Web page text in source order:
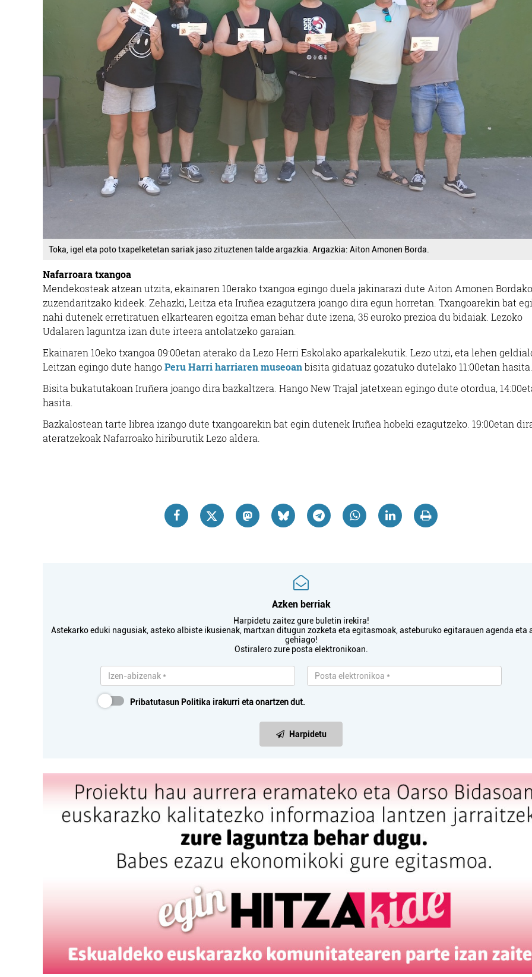
Toka, igel eta poto txapelketetan sariak jaso zituztenen talde argazkia. Argazkia: Aiton Amonen Borda.
Nafarroara txangoa
Mendekosteak atzean utzita, ekainaren 10erako txangoa egingo duela jakinarazi dute Aiton Amonen Bordako
zuzendaritzako kideek. Zehazki, Leitza eta Iruñea ezagutzera joango dira egun horretan. Txangoarekin bat
nahi dutenek erretiratuen elkartearen egoitza eman behar dute izena, 35 euroko prezioa du bidaiak. Lezoko
Udalaren laguntza izan dute irteera antolatzeko garaian.
Ekainaren 10eko txangoa 09:00etan aterako da Lezo Herri Eskolako aparkalekutik. Lezo utzi, eta lehen
Leitzan egingo dute hangoPeru Harri harriaren museoanbisita gidatuaz gozatuko dutelako 11:00etan hasita.
Bisita bukatutakoan Iruñera joango dira bazkaltzera. Hango New Trajal jatetxean egingo dute otordua,
hasita.
Bazkalostean tarte librea izango dute txangoarekin bat egin dutenek Iruñea hobeki ezagutzeko. 19:00etan
ateratzekoak Nafarroako hiriburutik Lezo aldera.
Azken berriak
Harpidetu zaitez gure buletin irekira!
Astekarko eduki nagusiak, asteko albiste ikusienak, martxan ditugun zozketa eta egitasmoak, asteburuko egitarauen agenda eta
gehiago!
Ostiralero zure posta elektronikoan.
Pribatutasun Politika irakurri eta onartzen dut.
Harpidetu
Ostalaritza
HONDAR JATETXEA
Hondarribia
Ileapaindegiak
KATXUTXA
ILEAPAINDEGIA
Hondarribia
HONDAR
Hondarribia